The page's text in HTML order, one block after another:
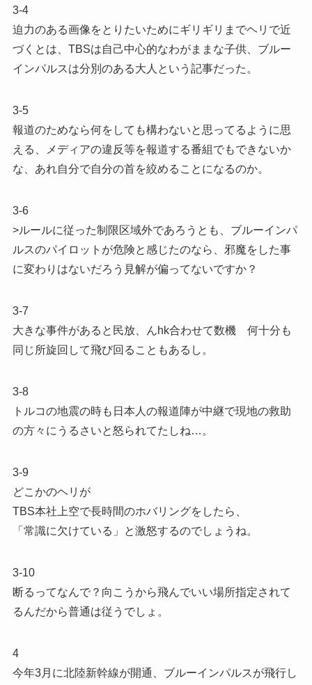
3-4
迫力のある画像をとりたいためにギリギリまでヘリで近
づくとは、TBSは自己中心的なわがままな子供、ブルー
インパルスは分別のある大人という記事だった。
3-5
報道のためなら何をしても構わないと思ってるように思
える、メディアの違反等を報道する番組でもできないか
な、あれ自分で自分の首を絞めることになるのか。
3-6
>ルールに従った制限区域外であろうとも、ブルーインパ
ルスのパイロットが危険と感じたのなら、邪魔をした事
に変わりはないだろう見解が偏ってないですか？
3-7
大きな事件があると民放、んhk合わせて数機 何十分も
同じ所旋回して飛び回ることもあるし。
3-8
トルコの地震の時も日本人の報道陣が中継で現地の救助
の方々にうるさいと怒られてたしね…。
3-9
どこかのヘリが
TBS本社上空で長時間のホバリングをしたら、
「常識に欠けている」と激怒するのでしょうね。
3-10
断るってなんで？向こうから飛んでいい場所指定されて
るんだから普通は従うでしょ。
4
今年3月に北陸新幹線が開通、ブルーインパルスが飛行し